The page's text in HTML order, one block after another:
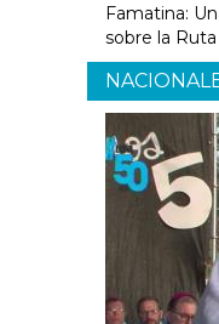
Famatina:
sobre la